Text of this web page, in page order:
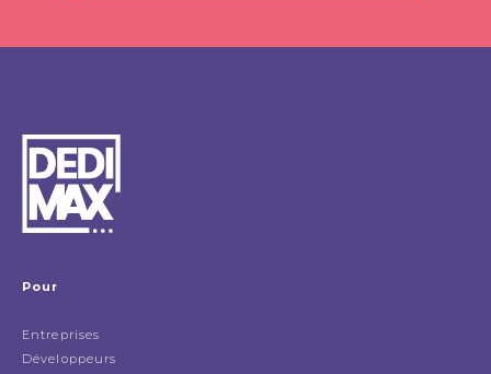
Pour
Entreprises
Développeurs